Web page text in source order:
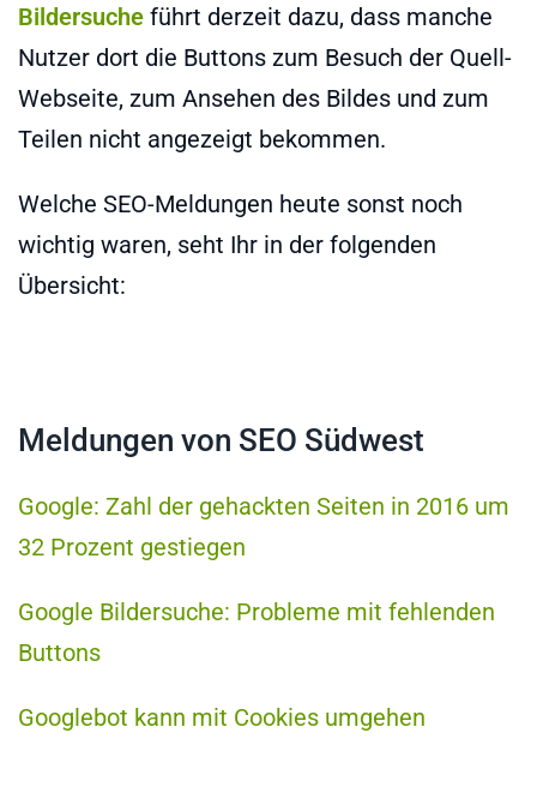
Bildersuche führt derzeit dazu, dass manche
Nutzer dort die Buttons zum Besuch der Quell-
Webseite, zum Ansehen des Bildes und zum
Teilen nicht angezeigt bekommen.
Welche SEO-Meldungen heute sonst noch
wichtig waren, seht Ihr in der folgenden
Übersicht:
Meldungen von SEO Südwest
Google: Zahl der gehackten Seiten in 2016 um
32 Prozent gestiegen
Google Bildersuche: Probleme mit fehlenden
Buttons
Googlebot kann mit Cookies umgehen